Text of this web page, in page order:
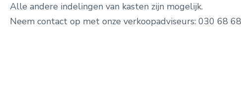
Alle andere indelingen van kasten zijn mogelijk.
Neem contact op met onze verkoopadviseurs: 030 68